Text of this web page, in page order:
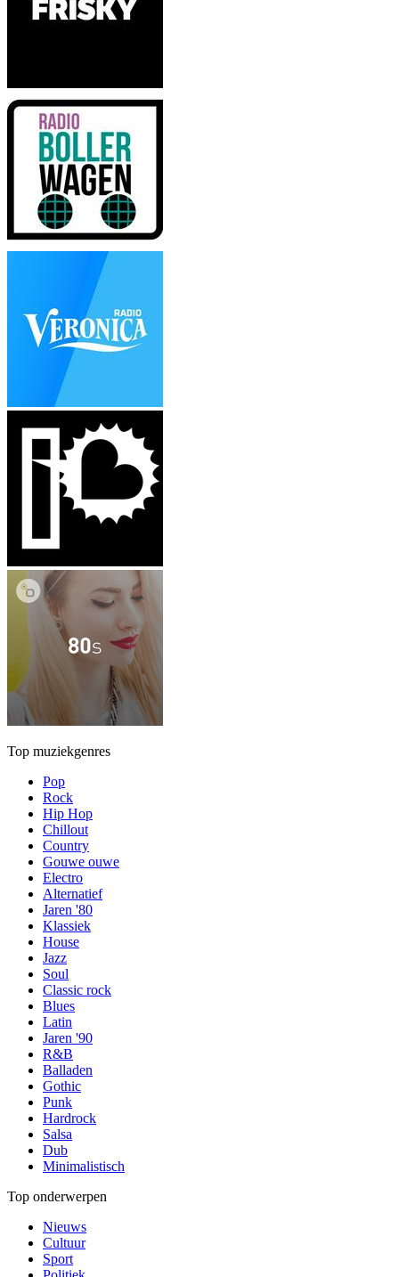
Top muziekgenres
Pop
Rock
Hip Hop
Chillout
Country
Gouwe ouwe
Electro
Alternatief
Jaren '80
Klassiek
House
Jazz
Soul
Classic rock
Blues
Latin
Jaren '90
R&B
Balladen
Gothic
Punk
Hardrock
Salsa
Dub
Minimalistisch
Top onderwerpen
Nieuws
Cultuur
Sport